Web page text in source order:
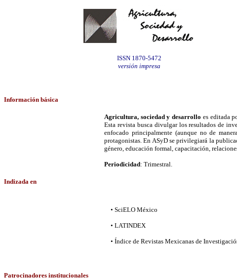
ISSN 1870-5472
versión impresa
Información básica
Agricultura, sociedad y desarrollo es editada
Esta revista busca divulgar los resultados de
enfocado principalmente (aunque no de
protagonistas. En ASyD se privilegiará la
género, educación formal, capacitación,
Periodicidad: Trimestral.
Indizada en
• SciELO México
• LATINDEX
• Índice de Revistas Mexicanas de
Patrocinadores institucionales